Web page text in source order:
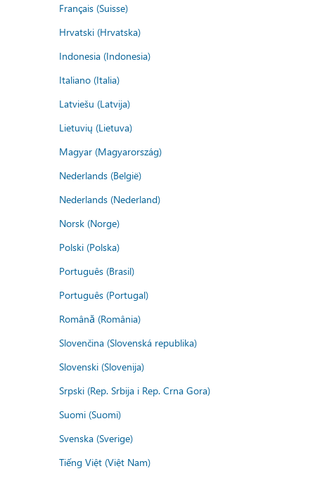
Français (Suisse)
Hrvatski (Hrvatska)
Indonesia (Indonesia)
Italiano (Italia)
Latviešu (Latvija)
Lietuvių (Lietuva)
Magyar (Magyarország)
Nederlands (België)
Nederlands (Nederland)
Norsk (Norge)
Polski (Polska)
Português (Brasil)
Português (Portugal)
Română (România)
Slovenčina (Slovenská republika)
Slovenski (Slovenija)
Srpski (Rep. Srbija i Rep. Crna Gora)
Suomi (Suomi)
Svenska (Sverige)
Tiếng Việt (Việt Nam)